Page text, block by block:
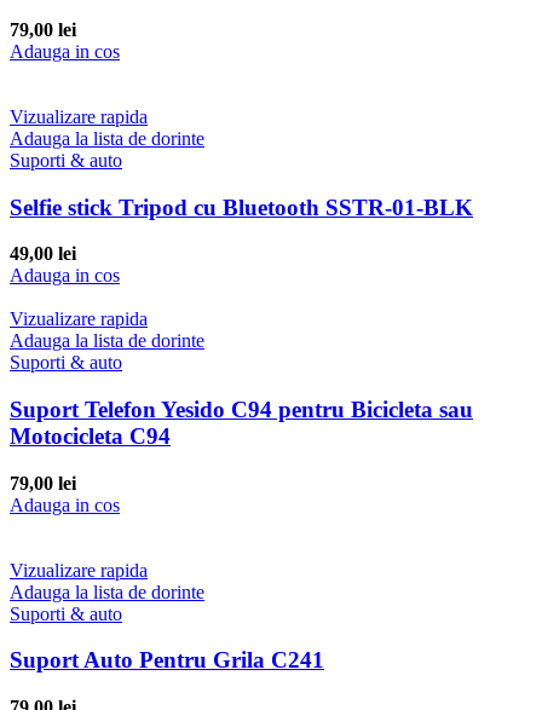
79,00 lei
Adauga in cos
Vizualizare rapida
Adauga la lista de dorinte
Suporti & auto
Selfie stick Tripod cu Bluetooth SSTR-01-BLK
49,00 lei
Adauga in cos
Vizualizare rapida
Adauga la lista de dorinte
Suporti & auto
Suport Telefon Yesido C94 pentru Bicicleta sau
Motocicleta C94
79,00 lei
Adauga in cos
Vizualizare rapida
Adauga la lista de dorinte
Suporti & auto
Suport Auto Pentru Grila C241